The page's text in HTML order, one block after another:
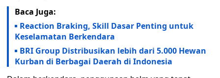
Baca Juga:
Reaction Braking, Skill Dasar Penting untuk
Keselamatan Berkendara
BRI Group Distribusikan lebih dari 5.000 Hewan
Kurban di Berbagai Daerah di Indonesia